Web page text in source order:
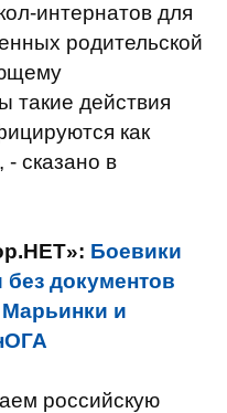
интернатов для
родительской
такие действия
как
- сказано в
Боевики
без документов
Марьинки и
российскую